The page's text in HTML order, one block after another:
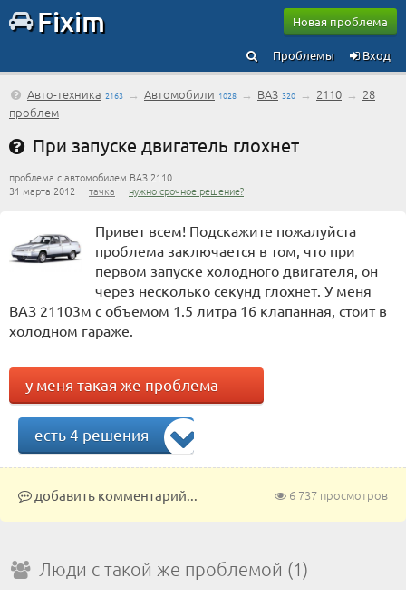
Fixim Новая проблема
Вход
Проблемы
Авто-техника 2163 → Автомобили 1028 → ВАЗ 320 → 2110 → 28
проблем
При запуске двигатель глохнет
проблема с автомобилем ВАЗ 2110
31 марта 2012 тачка нужно срочное решение?
Привет всем! Подскажите пожалуйста
проблема заключается в том, что при
первом запуске холодного двигателя, он
через несколько секунд глохнет. У меня
ВАЗ 21103м с объемом 1.5 литра 16 клапанная, стоит в
холодном гараже.
у меня такая же проблема
есть 4 решения
6 737 просмотров
добавить комментарий...
Люди с такой же проблемой (1)